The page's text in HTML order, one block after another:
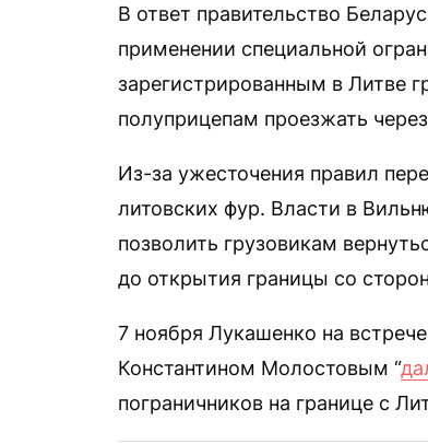
В ответ правительство
применении специальной
зарегистрированным в Литве
полуприцепам проезжать
Из-за ужесточения правил
литовских фур. Власти в
позволить грузовикам
до открытия границы со
7 ноября Лукашенко на
Константином Молостовым “
пограничников на границе с